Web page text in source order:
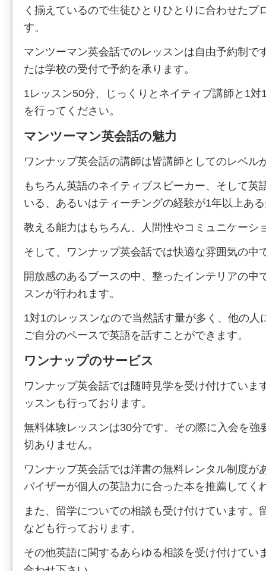
く揃えているので生徒ひとりひとりに合わせたプ
す。
マンツーマン英会話でのレッスンは自由予約制で
たは学校の受付で予約を承ります。
1レッスン50分、じっくりとネイティブ講師と1
を行ってください。
マンツーマン英会話の魅力
ワンナップ英会話の講師は皆講師としてのレベル
もちろん英語のネイティブスピーカー、そして英
いる、あるいはティーチングの経験が1年以上あ
教える能力はもちろん、人間性やコミュニケーシ
そして、ワンナップ英会話では快適な雰囲気の中
開放感のあるブースの中、整ったインテリアの中
スンが行われます。
1対1のレッスンなので当然話す量が多く、他の人
ご自分のペースで英語を話すことができます。
ワンナップのサービス
ワンナップ英会話では随時見学を受け付けていま
ッスンも行っております。
無料体験レッスンは30分です。その際に入会を強
切ありません。
ワンナップ英会話では洋書の無料レンタル制度が
バイザーが個人の英語力に合った本を推薦してく
また、留学についての相談も受け付けています。
なども行っております。
その他英語に関するあらゆる相談を受け付けてい